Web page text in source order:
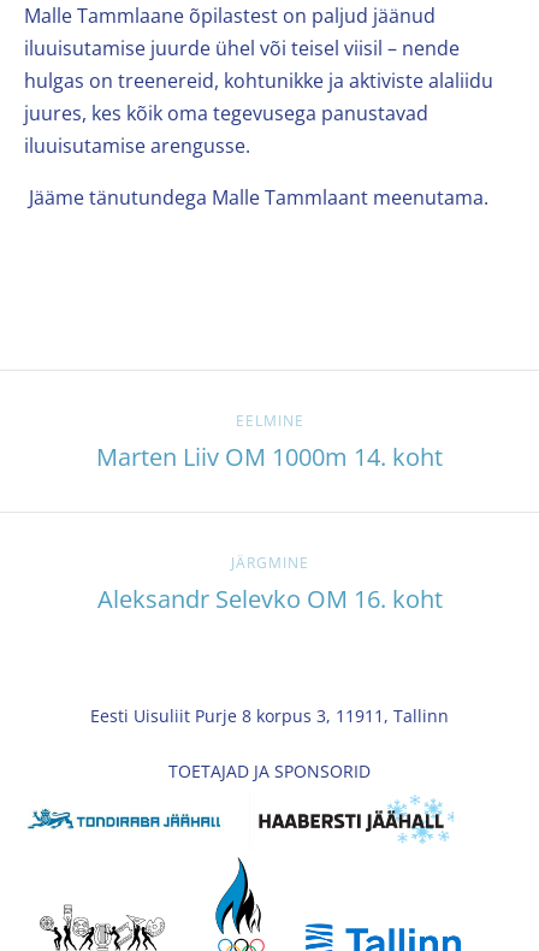
Malle Tammlaane õpilastest on paljud jäänud
iluuisutamise juurde ühel või teisel viisil – nende
hulgas on treenereid, kohtunikke ja aktiviste alaliidu
juures, kes kõik oma tegevusega panustavad
iluuisutamise arengusse.
Jääme tänutundega Malle Tammlaant meenutama.
EELMINE
Marten Liiv OM 1000m 14. koht
JÄRGMINE
Aleksandr Selevko OM 16. koht
Eesti Uisuliit Purje 8 korpus 3, 11911, Tallinn
TOETAJAD JA SPONSORID